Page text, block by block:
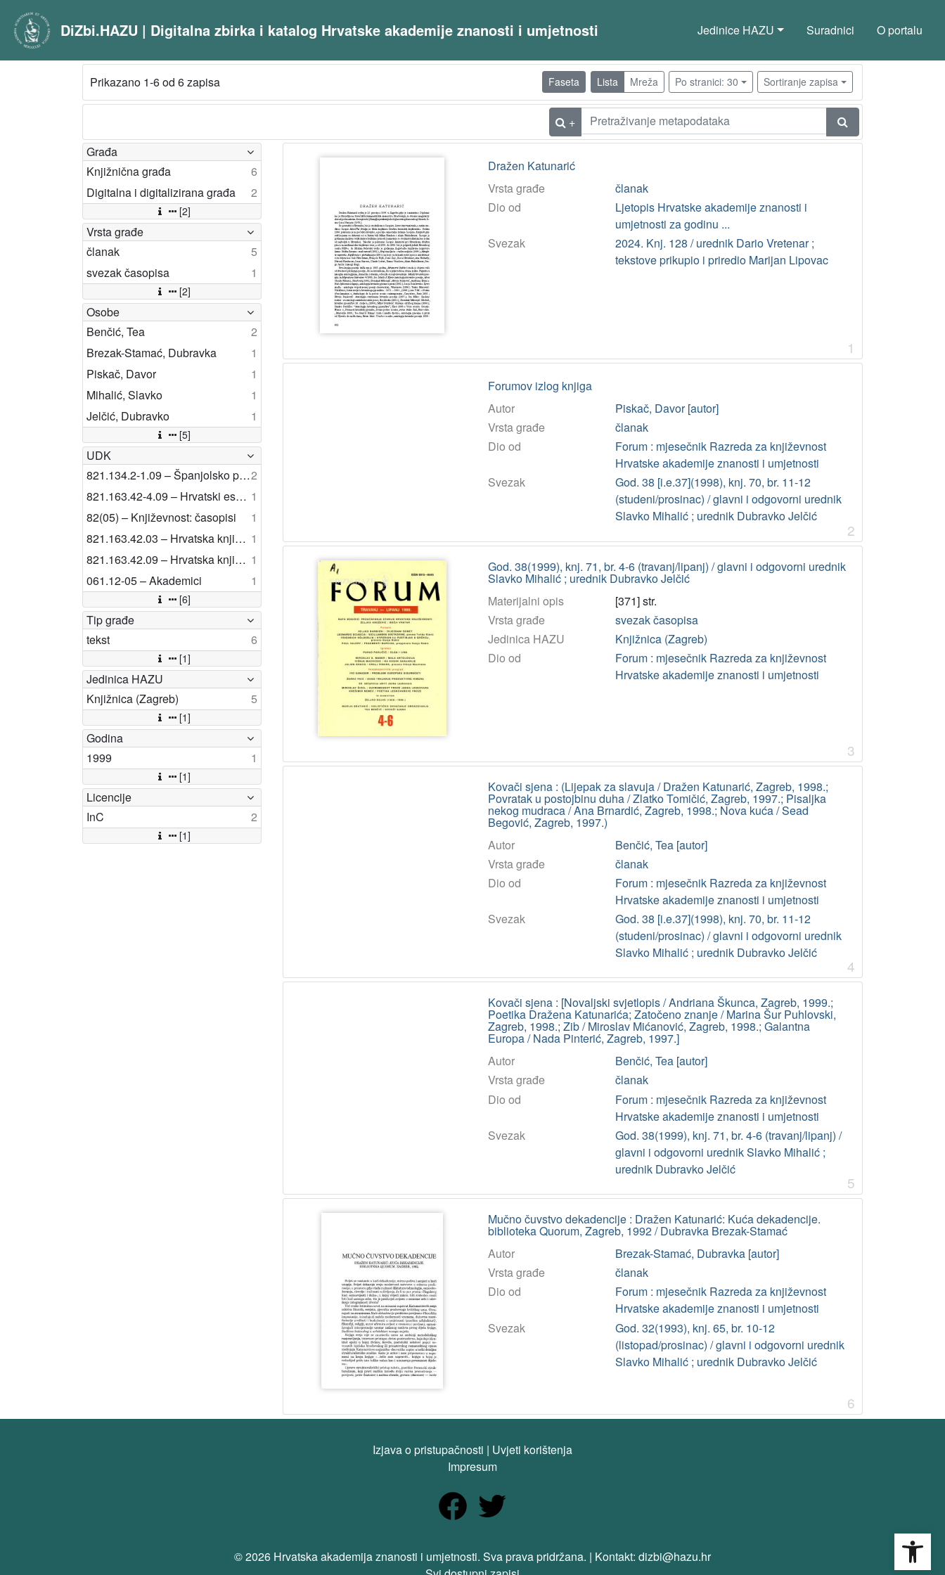
DiZbi.HAZU | Digitalna zbirka i katalog Hrvatske akademije znanosti i umjetnosti Jedinice HAZU Suradnici O portalu
Prikazano 1-6 od 6 zapisa Faseta Lista Mreža Po stranici: 30 Sortiranje zapisa
+
Građa
Knjižnična građa
6
Digitalna i digitalizirana građa
2
[2]
Vrsta građe
članak
5
svezak časopisa
1
[2]
Osobe
Benčić, Tea
2
Brezak-Stamać, Dubravka
1
Piskač, Davor
1
Mihalić, Slavko
1
Jelčić, Dubravko
1
[5]
UDK
821.134.2-1.09 – Španjolsko pjesništvo: studije i kritike2
821.163.42-4.09 – Hrvatski esej: studije i kritike 1
82(05) – Književnost: časopisi
1
821.163.42.03 – Hrvatska književnost: prijevodi 1
821.163.42.09 – Hrvatska književnost: studije i kritike 1
061.12-05 – Akademici
1
[6]
Tip građe
tekst
6
[1]
Jedinica HAZU
Knjižnica (Zagreb)
5
[1]
Godina
1999
1
[1]
Licencije
InC
2
[1]
Dražen Katunarić
Vrsta građe
članak
Dio od
Ljetopis Hrvatske akademije znanosti i
umjetnosti za godinu ...
Svezak
2024. Knj. 128 / urednik Dario Vretenar ;
tekstove prikupio i priredio Marijan Lipovac
1
Forumov izlog knjiga
Autor
Piskač, Davor [autor]
Vrsta građe
članak
Dio od
Forum : mjesečnik Razreda za književnost
Hrvatske akademije znanosti i umjetnosti
Svezak
God. 38 [i.e.37](1998), knj. 70, br. 11-12
(studeni/prosinac) / glavni i odgovorni urednik
Slavko Mihalić ; urednik Dubravko Jelčić
2
God. 38(1999), knj. 71, br. 4-6 (travanj/lipanj) / glavni i odgovorni urednik
Slavko Mihalić ; urednik Dubravko Jelčić
Materijalni opis
[371] str.
Vrsta građe
svezak časopisa
Jedinica HAZU
Knjižnica (Zagreb)
Dio od
Forum : mjesečnik Razreda za književnost
Hrvatske akademije znanosti i umjetnosti
3
Kovači sjena : (Lijepak za slavuja / Dražen Katunarić, Zagreb, 1998.;
Povratak u postojbinu duha / Zlatko Tomičić, Zagreb, 1997.; Pisaljka
nekog mudraca / Ana Brnardić, Zagreb, 1998.; Nova kuća / Sead
Begović, Zagreb, 1997.)
Autor
Benčić, Tea [autor]
Vrsta građe
članak
Dio od
Forum : mjesečnik Razreda za književnost
Hrvatske akademije znanosti i umjetnosti
Svezak
God. 38 [i.e.37](1998), knj. 70, br. 11-12
(studeni/prosinac) / glavni i odgovorni urednik
Slavko Mihalić ; urednik Dubravko Jelčić
4
Kovači sjena : [Novaljski svjetlopis / Andriana Škunca, Zagreb, 1999.;
Poetika Dražena Katunarića; Zatočeno znanje / Marina Šur Puhlovski,
Zagreb, 1998.; Zib / Miroslav Mićanović, Zagreb, 1998.; Galantna
Europa / Nada Pinterić, Zagreb, 1997.]
Autor
Benčić, Tea [autor]
Vrsta građe
članak
Dio od
Forum : mjesečnik Razreda za književnost
Hrvatske akademije znanosti i umjetnosti
Svezak
God. 38(1999), knj. 71, br. 4-6 (travanj/lipanj) /
glavni i odgovorni urednik Slavko Mihalić ;
urednik Dubravko Jelčić
5
Mučno čuvstvo dekadencije : Dražen Katunarić: Kuća dekadencije.
biblioteka Quorum, Zagreb, 1992 / Dubravka Brezak-Stamać
Autor
Brezak-Stamać, Dubravka [autor]
Vrsta građe
članak
Dio od
Forum : mjesečnik Razreda za književnost
Hrvatske akademije znanosti i umjetnosti
Svezak
God. 32(1993), knj. 65, br. 10-12
(listopad/prosinac) / glavni i odgovorni urednik
Slavko Mihalić ; urednik Dubravko Jelčić
6
Izjava o pristupačnosti | Uvjeti korištenja
Impresum
© 2026 Hrvatska akademija znanosti i umjetnosti. Sva prava pridržana. | Kontakt: dizbi@hazu.hr